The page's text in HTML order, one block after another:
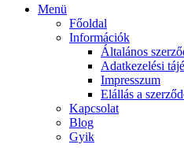
Menü
Főoldal
Információk
Általános
Adatkezelési
Impresszum
Elállás a
Kapcsolat
Blog
Gyik